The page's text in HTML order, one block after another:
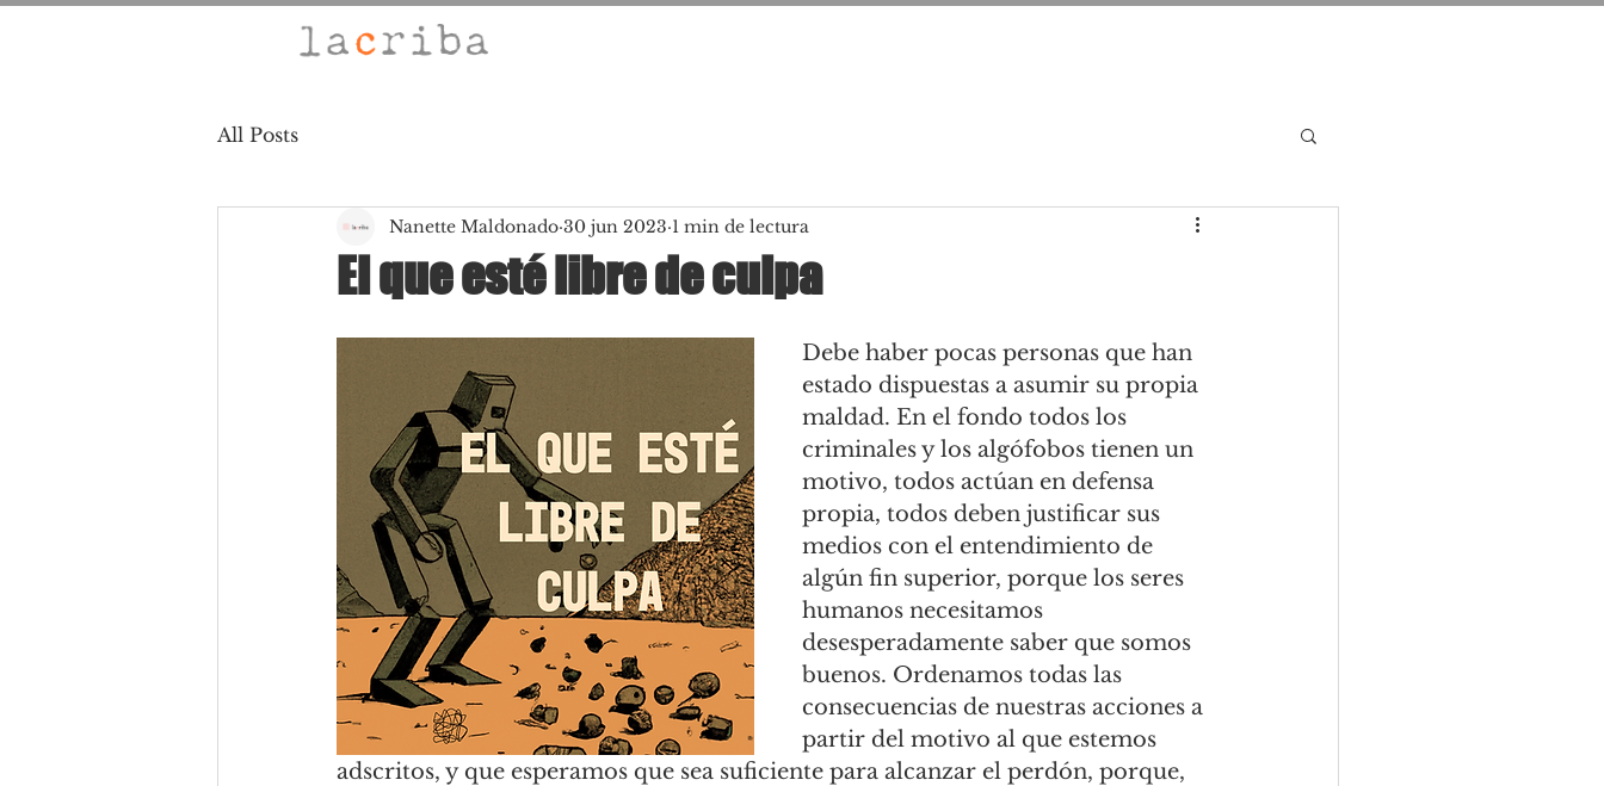
All Posts
El que esté libre de culpa
Nanette Maldonado 30 jun 2023 1 min de lectura
Debe haber pocas personas que han
estado dispuestas a asumir su propia
maldad. En el fondo todos los
criminales y los algófobos tienen un
motivo, todos actúan en defensa
propia, todos deben justificar sus
medios con el entendimiento de
algún fin superior, porque los seres
humanos necesitamos
desesperadamente saber que somos
buenos. Ordenamos todas las
consecuencias de nuestras acciones a
partir del motivo al que estemos
adscritos, y que esperamos que sea suficiente para alcanzar el perdón, porque,